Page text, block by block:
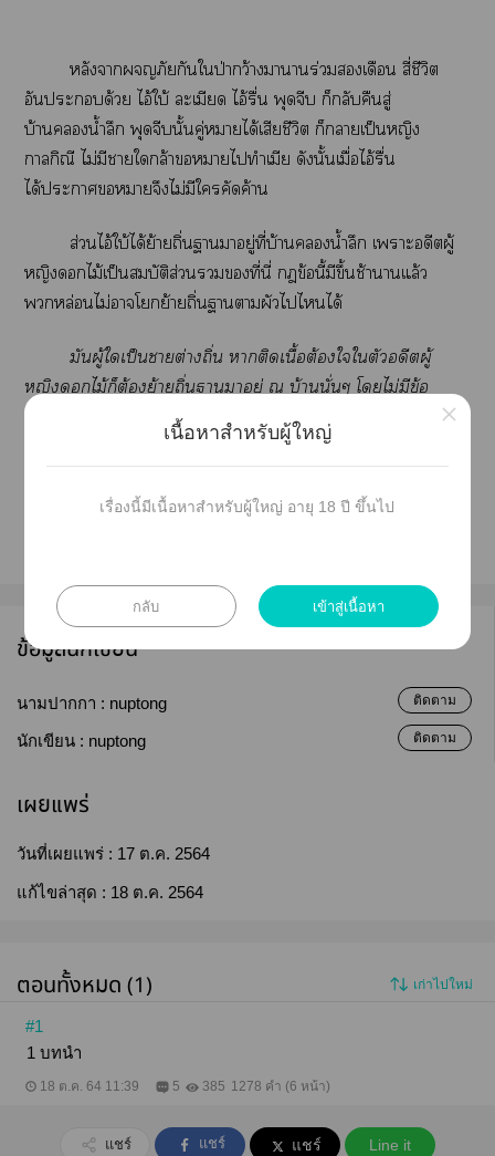
หลังาภัยกันใป่ากว้างาานร่วมเดือน สี่ชีวิต
อันะด้วย ไอ้ใบ้ ละเมียด ไอ้รื่น พุดจีบ ก็กลับคืนสู่
บ้านน้ำลึก พุดจีบนั้นคู่าได้เสียชีวิต ก็าเป็นหญิง
กาลกิณี ไม่มีาใกล้าาไทำเมีย ดังนั้นเมื่อไอ้รื่น
ได้ะาาจึงไม่มีใคัดค้าน
ส่วนไอ้ใบ้ได้ย้ายถิ่นาาอยู่ที่บ้านน้ำลึก เาะอดีตผู้
หญิงไม้เป็นสมบัติส่วนที่นี่ ข้อนี้มีขึ้นช้าาแล้ว
หล่อนไม่าโย้ายถิ่นาาผัวไไได้
มันผู้ใเป็นาต่างถิ่น าติดเนื้อต้องใใตัวอดีตผู้
หญิงไม้ก็ต้องย้ายถิ่นาาอยู่ ณ บ้านนั่นๆ โไม่มีข้อ
ยกเว้น แะมันผู้ใที่ไม่าเลี้ยงดูอดีตผู้หญิงไม้ให้มีาสุข
ได้ มันผู้นั้นต้องกลับไอยู่ใที่ที่าาโไม่มีข้อยกเว้นอีกเช่นกัน
ข้อมูลนักเขียน
นามปากกา : nuptong ติดตาม
นักเขียน : nuptong ติดตาม
เผยแพร่
วันที่เผยแพร่ : 17 ต.ค. 2564
แก้ไขล่าสุด : 18 ต.ค. 2564
ตอนทั้งหมด (1) เก่าไปใหม่
#1
1 บทนำ
18 ต.ค. 64 11:39 5 385 1278 คำ (6 หน้า)
แชร์ แชร์ แชร์ Line it
เนื้อหาสำหรับผู้ใหญ่
เรื่องนี้มีเนื้อหาสำหรับผู้ใหญ่ อายุ 18 ปี ขึ้นไป
กลับ เข้าสู่เนื้อหา
×